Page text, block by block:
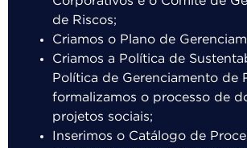
de Riscos;
Criamos o Plano de
Criamos a Política de
Política de Gerenciamento de
formalizamos o processo de
projetos sociais;
Inserimos o Catálogo de